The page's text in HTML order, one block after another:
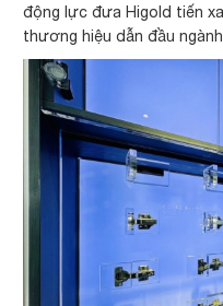
động lực đưa Higold tiến
thương hiệu dẫn đầu